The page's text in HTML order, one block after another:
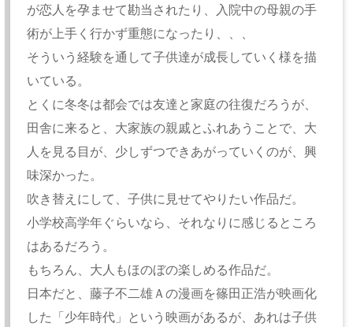
が恋人を孕ませて勘当されたり、入院中の母親の手
術が上手く行かず重態になったり、、、
そういう経験を通して子供達が成長していく様を描
いている。
とくに冬冬は都会では友達と家庭の往復だろうが、
田舎に来ると、大家族の親戚とふれあうことで、大
人を見る目が、少しずつできあがっていくのが、興
味深かった。
吹き替えにして、子供に見せてやりたい作品だ。
小学校高学年ぐらいなら、それなりに感じるところ
はあるだろう。
もちろん、大人もほのぼの楽しめる作品だ。
日本だと、藤子不二雄Ａの漫画を篠田正浩が映画化
した「少年時代」という映画があるが、あれは子供